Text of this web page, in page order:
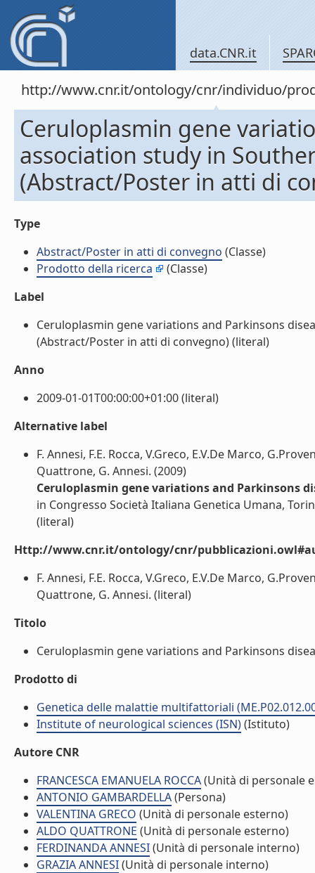
data.CNR.it
http://www.cnr.it/ontology/cnr/individuo/
Ceruloplasmin gene
association study in
(Abstract/Poster in atti di
Type
Abstract/Poster in atti di convegno (Classe)
Prodotto della ricerca
(Classe)
Label
Ceruloplasmin gene variations and Parkinsons
(Abstract/Poster in atti di convegno) (literal)
Anno
2009-01-01T00:00:00+01:00 (literal)
Alternative label
F. Annesi, F.E. Rocca, V.Greco, E.V.De Marco,
Quattrone, G. Annesi. (2009)
Ceruloplasmin gene variations and
in Congresso Società Italiana Genetica Umana,
(literal)
Http://www.cnr.it/ontology/cnr/
F. Annesi, F.E. Rocca, V.Greco, E.V.De Marco,
Quattrone, G. Annesi. (literal)
Titolo
Ceruloplasmin gene variations and Parkinsons
Prodotto di
Genetica delle malattie multifattoriali
Institute of neurological sciences (ISN)(Istituto)
Autore CNR
FRANCESCA EMANUELA ROCCA(Unità di personale
ANTONIO GAMBARDELLA(Persona)
VALENTINA GRECO (Unità di personale esterno)
ALDO QUATTRONE (Unità di personale esterno)
FERDINANDA ANNESI(Unità di personale interno)
GRAZIA ANNESI(Unità di personale interno)